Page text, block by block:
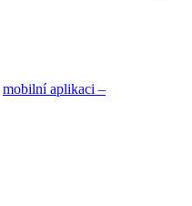
mobilní aplikaci –